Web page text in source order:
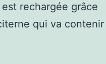
rechargée grâce
qui va contenir